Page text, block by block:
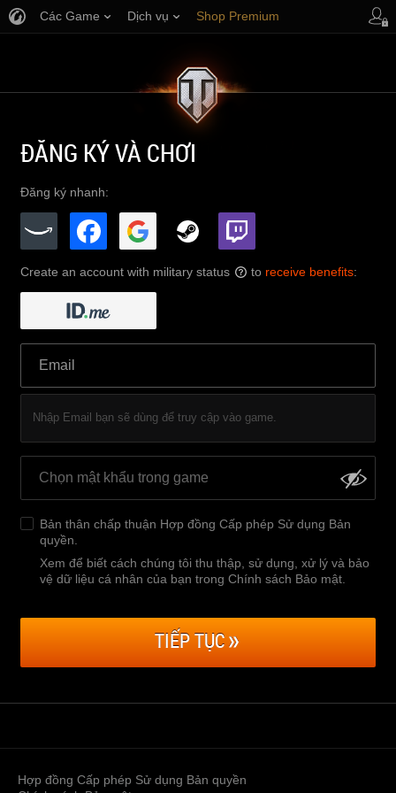
Các Game Dịch vụ Shop Premium
ĐĂNG KÝ VÀ CHƠI
Đăng ký nhanh:
Create an account with military status ? to receive benefits:
Nhập Email bạn sẽ dùng để truy cập vào game.
Bản thân chấp thuận Hợp đồng Cấp phép Sử dụng Bản
quyền
Xem để biết cách chúng tôi thu thập, sử dụng, xử lý và bảo
vệ dữ liệu cá nhân của bạn trong Chính sách Bảo mật
TIẾP TỤC
Hợp đồng Cấp phép Sử dụng Bản quyền